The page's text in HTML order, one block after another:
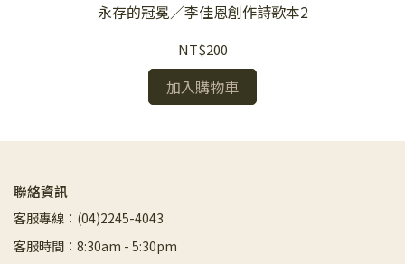
永存的冠冕／李佳恩創作詩歌本2
NT$200
加入購物車
聯絡資訊
客服專線：(04)2245-4043
客服時間：8:30am - 5:30pm